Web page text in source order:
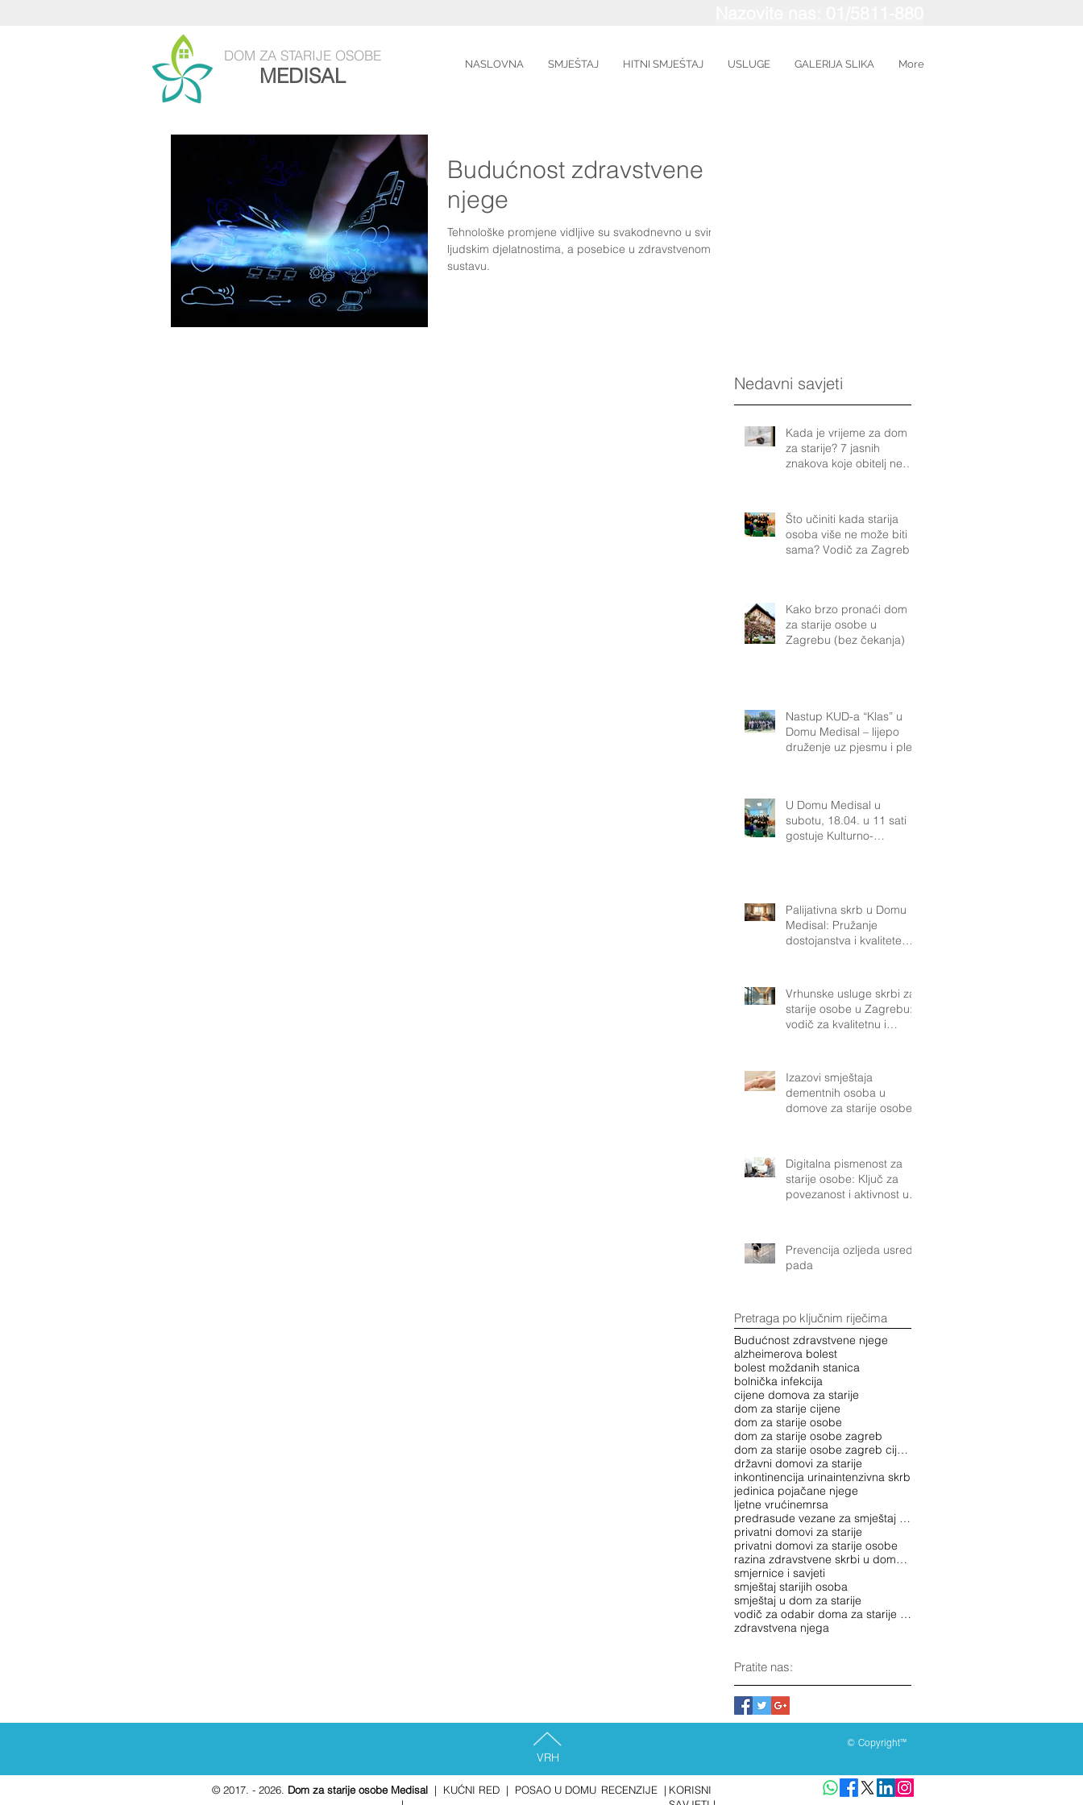
DOM ZA STARIJE OSOBE
MEDISAL NASLOVNA SMJEŠTAJ HITNI SMJEŠTAJ USLUGE GALERIJA SLIKA More
Budućnost zdravstvene
njege
Tehnološke promjene vidljive su svakodnevno u svim
ljudskim djelatnostima, a posebice u zdravstvenom
sustavu.
Nedavni savjeti
Kada je vrijeme za dom
za starije? 7 jasnih
znakova koje obitelj ne
Što učiniti kada starija
osoba više ne može biti
sama? Vodič za Zagreb
Kako brzo pronaći dom
za starije osobe u
Zagrebu (bez čekanja)
Nastup KUD-a “Klas” u
Domu Medisal – lijepo
druženje uz pjesmu i ples
U Domu Medisal u
subotu, 18.04. u 11 sati
gostuje Kulturno-
tradiciji koju KUD „Klas“
njeguje već više od 40
Palijativna skrb u Domu
Medisal: Pružanje
dostojanstva i kvalitete
Vrhunske usluge skrbi za
starije osobe u Zagrebu:
vodič za kvalitetnu i
Izazovi smještaja
dementnih osoba u
domove za starije osobe
Digitalna pismenost za
starije osobe: Ključ za
povezanost i aktivnost u
Prevencija ozljeda usred
pada
Pretraga po ključnim riječima
Budućnost zdravstvene njege
alzheimerova bolest
bolest moždanih stanica
bolnička infekcija
cijene domova za starije
dom za starije cijene
dom za starije osobe
dom za starije osobe zagreb
dom za starije osobe zagreb cijene
državni domovi za starije
inkontinencija urinaintenzivna skrb
jedinica pojačane njege
ljetne vrućinemrsa
predrasude vezane za smještaj u domu za starije
privatni domovi za starije
privatni domovi za starije osobe
razina zdravstvene skrbi u domovima za starije oso
smjernice i savjeti
smještaj starijih osoba
smještaj u dom za starije
vodič za odabir doma za starije osobe
zdravstvena njega
Pratite nas:
VRH
© Copyright™
© 2017. - 2026. Dom za starije osobe Medisal| KUĆNI RED| POSAO U DOMU
KORISNI
RECENZIJE |